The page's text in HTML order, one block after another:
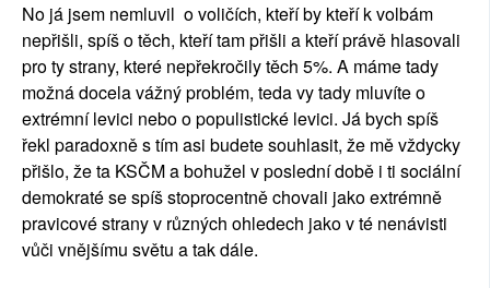
No já jsem nemluvil o voličích, kteří by kteří k volbám
nepřišli, spíš o těch, kteří tam přišli a kteří právě hlasovali
pro ty strany, které nepřekročily těch 5%. A máme tady
možná docela vážný problém, teda vy tady mluvíte o
extrémní levici nebo o populistické levici. Já bych spíš
řekl paradoxně s tím asi budete souhlasit, že mě vždycky
přišlo, že ta KSČM a bohužel v poslední době i ti sociální
demokraté se spíš stoprocentně chovali jako extrémně
pravicové strany v různých ohledech jako v té nenávisti
vůči vnějšímu světu a tak dále.